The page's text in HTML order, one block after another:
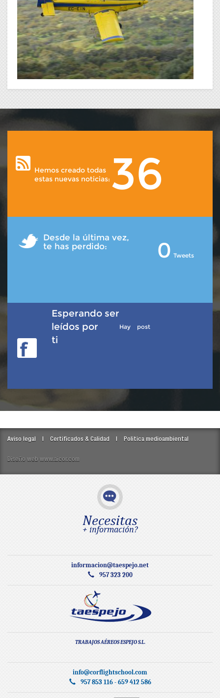
Hemos creado todas
estas nuevas noticias: 36
Desde la última vez,
te has perdido:
0 Tweets
Hay post
Esperando ser
leídos por
ti
Aviso legal Certificados & Calidad Politica medioambiental
Diseño web www.aicor.com
Necesitas
+ información?
informacion@taespejo.net
957 323 200
TRABAJOS AÉREOS ESPEJO S.L.
info@corflightschool.com
957 853 116 - 659 412 586